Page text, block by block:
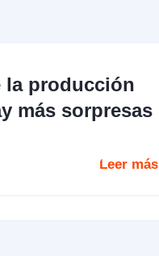
la producción
más sorpresas
Leer más